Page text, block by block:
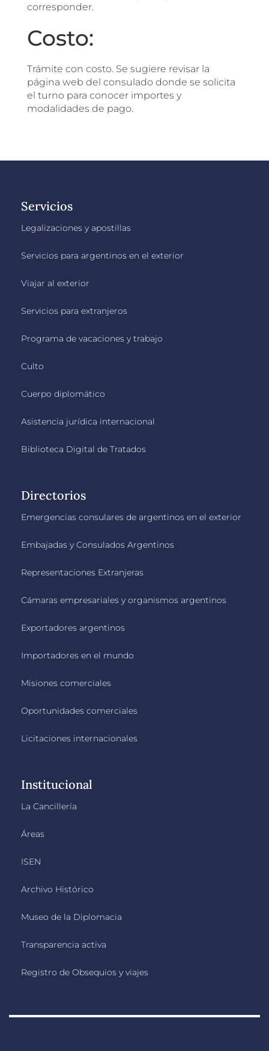
corresponder.
Costo:
Trámite con costo. Se sugiere revisar la
página web del consulado donde se solicita
el turno para conocer importes y
modalidades de pago.
Servicios
Legalizaciones y apostillas
Servicios para argentinos en el exterior
Viajar al exterior
Servicios para extranjeros
Programa de vacaciones y trabajo
Culto
Cuerpo diplomático
Asistencia jurídica internacional
Biblioteca Digital de Tratados
Directorios
Emergencias consulares de argentinos en el exterior
Embajadas y Consulados Argentinos
Representaciones Extranjeras
Cámaras empresariales y organismos argentinos
Exportadores argentinos
Importadores en el mundo
Misiones comerciales
Oportunidades comerciales
Licitaciones internacionales
Institucional
La Cancillería
Áreas
ISEN
Archivo Histórico
Museo de la Diplomacia
Transparencia activa
Registro de Obsequios y viajes